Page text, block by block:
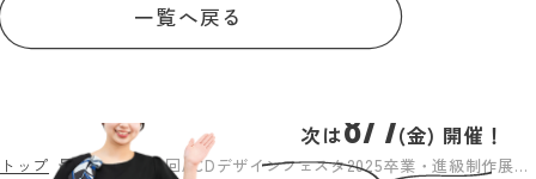
一覧へ戻る
トップ 最新情報 第39回ACDデザインフェスタ2025卒業・進級制作展のポスターデザインが決定
次は8/7(金) 開催！